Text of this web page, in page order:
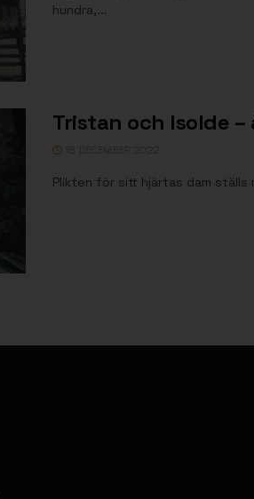
hundra,...
Tristan och Isolde
Plikten för sitt hjärtas dam